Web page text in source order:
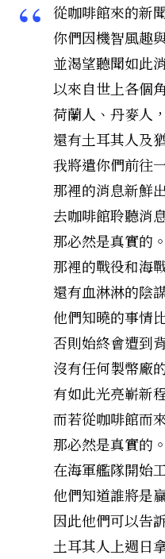
從咖啡館來的新
你們因機智風趣
並渴望聽聞如此
以來自世上各個
荷蘭人、丹麥人，
還有土耳其人及
我將遣你們前往
那裡的消息新鮮
去咖啡館聆聽消
那必然是真實的。
那裡的戰役和海
還有血淋淋的陰
他們知曉的事情
否則始終會遭到
沒有任何製幣廠
有如此光亮嶄新
而若從咖啡館而
那必然是真實的。
在海軍艦隊開始
他們知道誰將是
因此他們可以告
土耳其人上週日